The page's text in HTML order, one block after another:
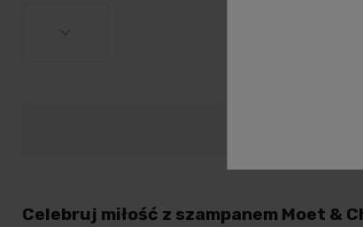
Celebruj miłość z szampanem Moet &